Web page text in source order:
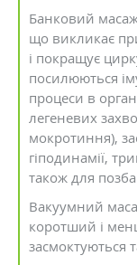
Банковий
що викликає
і покращує
посилюються
процеси в
легеневих
мокротиння),
гіподинамії,
також для
Вакуумний
коротший і
засмоктуються